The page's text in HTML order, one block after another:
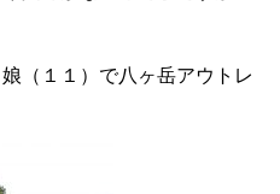
（１１）で八ヶ岳アウトレ